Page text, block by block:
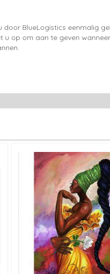
BlueLogistics eenmalig
u op om aan te geven